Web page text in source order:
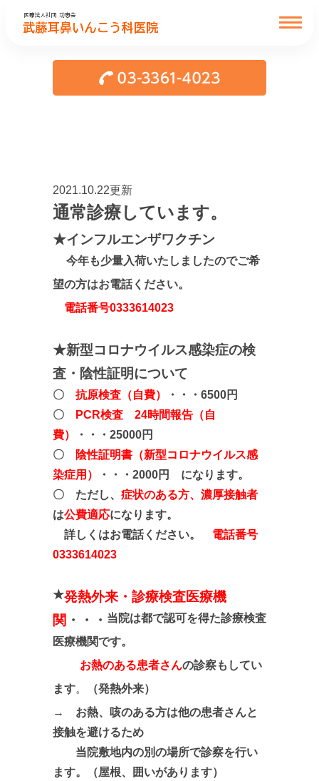
2021.10.22更新
通常診療しています。
★インフルエンザワクチン
今年も少量入荷いたしましたのでご希
望の方はお電話ください。
電話番号0333614023
★新型コロナウイルス感染症の検
査・陰性証明について
〇 抗原検査（自費）
・・・6500円
〇
PCR検査 24時間報告（自
費）
・・・25000円
〇
陰性証明書（新型コロナウイルス感
染症用）
・・・2000円 になります。
〇 ただし、 症状のある方、濃厚接触者
は公費適応になります。
詳しくはお電話ください。 電話番号
0333614023
★発熱外来・診療検査医療機
関 ・・・ 当院は都で認可を得た診療検査
医療機関です。
お熱のある患者さんの診察もしてい
ます。
（発熱外来）
→
お熱、咳のある方は他の患者さんと
接触を避けるため
当院敷地内の別の場所で診察を行い
ます。（屋根、囲いがあります）